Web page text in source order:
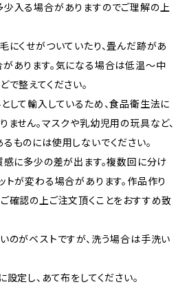
入る場合がありますのでご理解の上
にくせがついていたり、畳んだ跡があ
あります。気になる場合は低温〜中
で整えてください。
して輸入しているため、食品衛生法に
ません。マスクや乳幼児用の玩具など、
ものには使用しないでください。
感に多少の差が出ます。複数回に分け
トが変わる場合があります。作品作り
確認の上ご注文頂くことをおすすめ致
のがベストですが、洗う場合は手洗い
定し、あて布をしてください。